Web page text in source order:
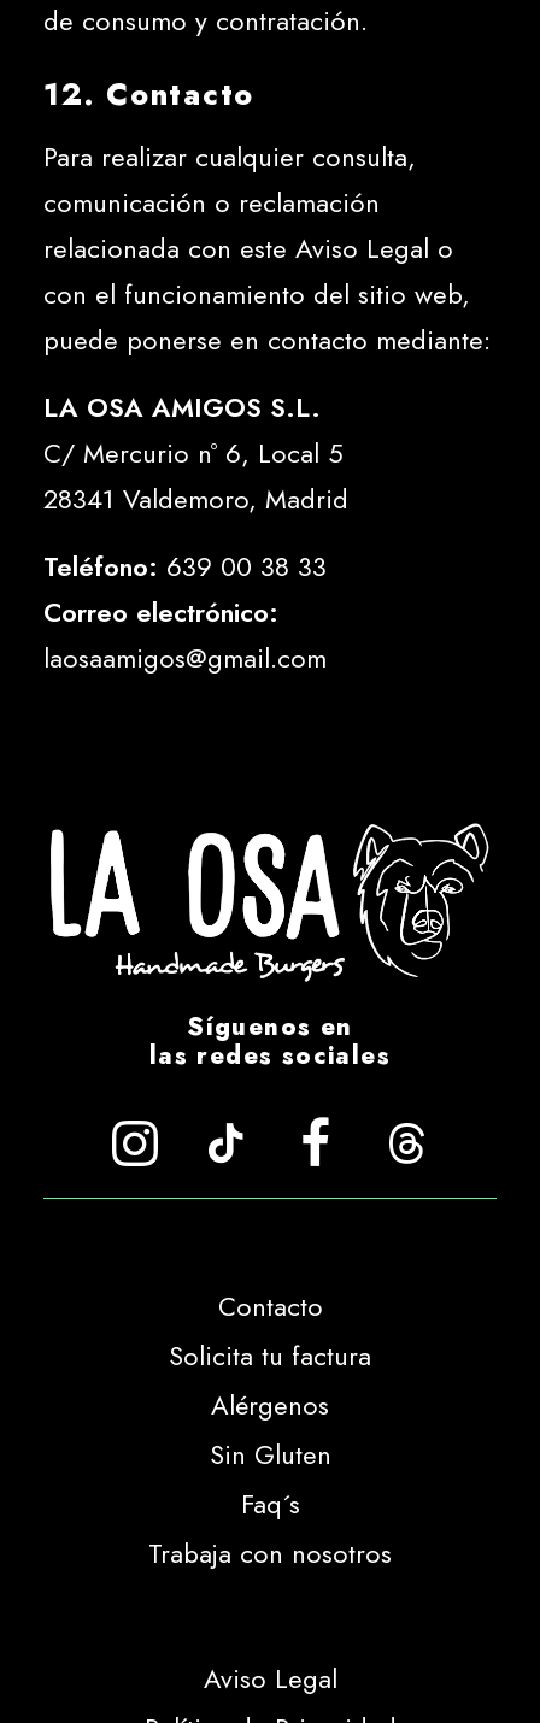
de consumo y contratación.
12. Contacto
Para realizar cualquier consulta,
comunicación o reclamación
relacionada con este Aviso Legal o
con el funcionamiento del sitio web,
puede ponerse en contacto mediante:
LA OSA AMIGOS S.L.
C/ Mercurio nº 6, Local 5
28341 Valdemoro, Madrid
Teléfono: 639 00 38 33
Correo electrónico:
laosaamigos@gmail.com
Síguenos en
las redes sociales
Contacto
Solicita tu factura
Alérgenos
Sin Gluten
Faq´s
Trabaja con nosotros
Aviso Legal